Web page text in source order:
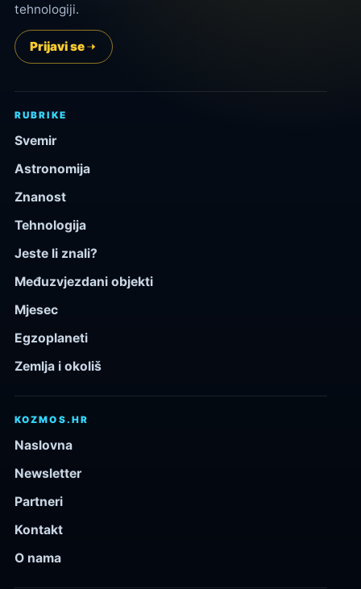
tehnologiji.
Prijavi se
RUBRIKE
Svemir
Astronomija
Znanost
Tehnologija
Jeste li znali?
Međuzvjezdani objekti
Mjesec
Egzoplaneti
Zemlja i okoliš
KOZMOS.HR
Naslovna
Newsletter
Partneri
Kontakt
O nama